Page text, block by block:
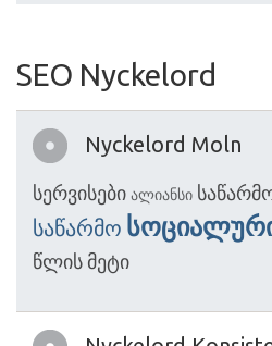
SEO Nyckelord
Nyckelord Moln
სერვისები ალიანსი
საწარმო
წლის მეტი